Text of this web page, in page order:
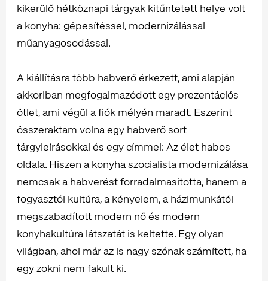
kikerülő hétköznapi tárgyak kitűntetett helye volt
a konyha: gépesítéssel, modernizálással
műanyagosodással.
A kiállításra több habverő érkezett, ami alapján
akkoriban megfogalmazódott egy prezentációs
ötlet, ami végül a fiók mélyén maradt. Eszerint
összeraktam volna egy habverő sort
tárgyleírásokkal és egy címmel: Az élet habos
oldala. Hiszen a konyha szocialista modernizálása
nemcsak a habverést forradalmasította, hanem a
fogyasztói kultúra, a kényelem, a házimunkától
megszabadított modern nő és modern
konyhakultúra látszatát is keltette. Egy olyan
világban, ahol már az is nagy szónak számított, ha
egy zokni nem fakult ki.